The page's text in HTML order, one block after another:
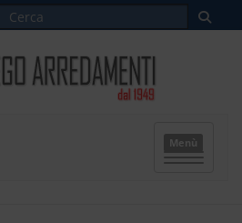
Menù